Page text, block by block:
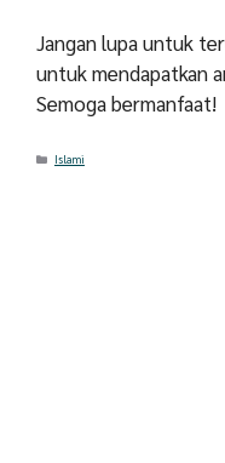
Jangan lupa untuk
untuk mendapatkan
Semoga bermanfaat!
Categories
Islami